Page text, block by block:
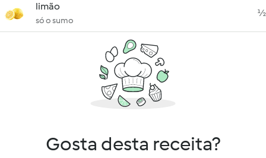
limão
só o sumo
½
Gosta desta receita?